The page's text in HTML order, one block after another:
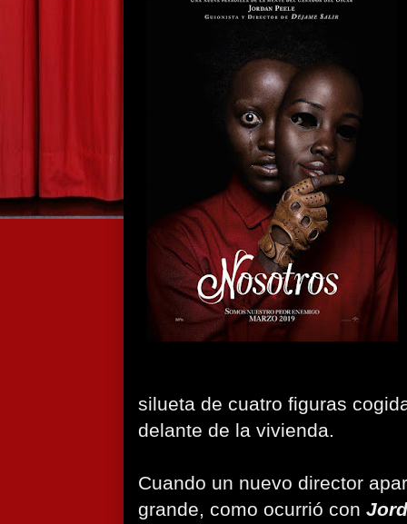
silueta de cuatro figuras
delante de la vivienda.
Cuando un nuevo director
grande, como ocurrió con